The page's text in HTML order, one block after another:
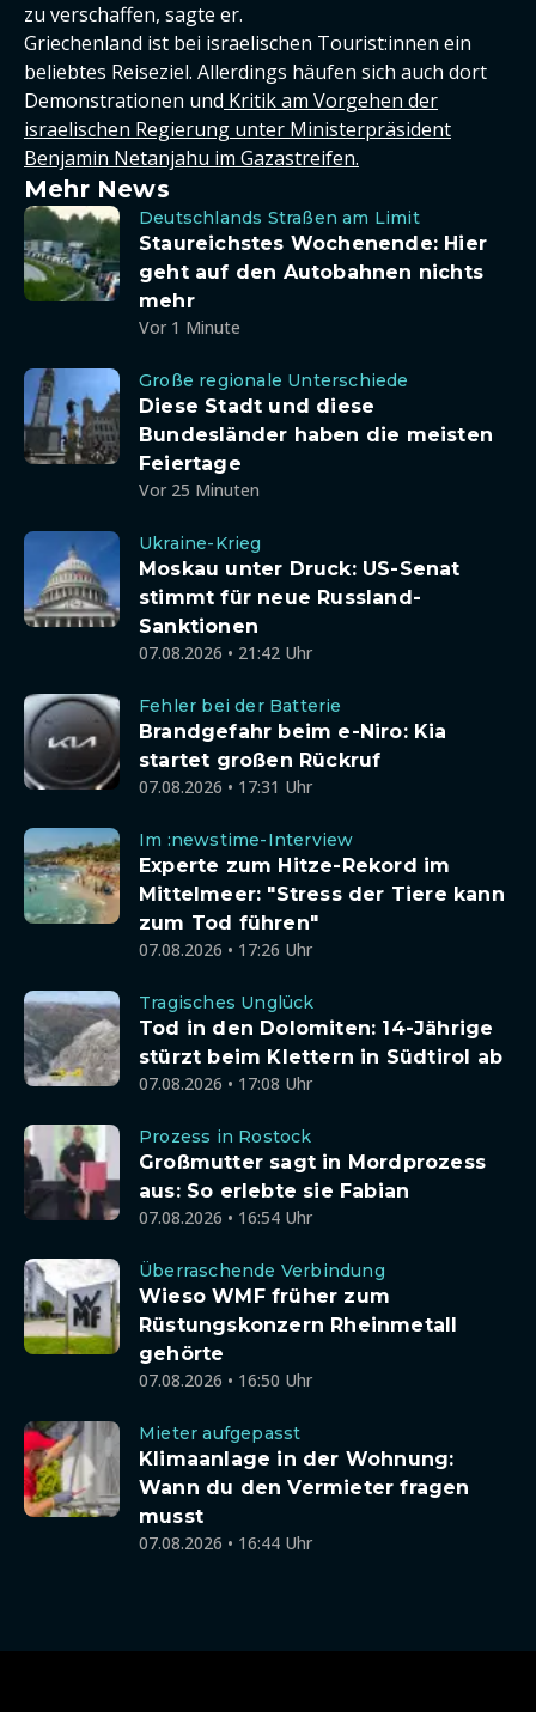
zu verschaffen, sagte er.
Griechenland ist bei israelischen Tourist:innen ein
beliebtes Reiseziel. Allerdings häufen sich auch dort
Demonstrationen und Kritik am Vorgehen der
israelischen Regierung unter Ministerpräsident
Benjamin Netanjahu im Gazastreifen.
Mehr News
Deutschlands Straßen am Limit
Staureichstes Wochenende: Hier
geht auf den Autobahnen nichts
mehr
Vor 1 Minute
Große regionale Unterschiede
Diese Stadt und diese
Bundesländer haben die meisten
Feiertage
Vor 25 Minuten
Ukraine-Krieg
Moskau unter Druck: US-Senat
stimmt für neue Russland-
Sanktionen
07.08.2026 • 21:42 Uhr
Fehler bei der Batterie
Brandgefahr beim e-Niro: Kia
startet großen Rückruf
07.08.2026 • 17:31 Uhr
Im :newstime-Interview
Experte zum Hitze-Rekord im
Mittelmeer: "Stress der Tiere kann
zum Tod führen"
07.08.2026 • 17:26 Uhr
Tragisches Unglück
Tod in den Dolomiten: 14-Jährige
stürzt beim Klettern in Südtirol ab
07.08.2026 • 17:08 Uhr
Prozess in Rostock
Großmutter sagt in Mordprozess
aus: So erlebte sie Fabian
07.08.2026 • 16:54 Uhr
Überraschende Verbindung
Wieso WMF früher zum
Rüstungskonzern Rheinmetall
gehörte
07.08.2026 • 16:50 Uhr
Mieter aufgepasst
Klimaanlage in der Wohnung:
Wann du den Vermieter fragen
musst
07.08.2026 • 16:44 Uhr